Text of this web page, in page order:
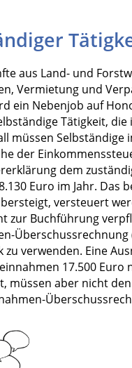
aus Land- und
Vermietung und
ein Nebenjob auf
Tätigkeit, die
müssen Selbständige
der
dem
Euro im Jahr. Das
versteuert
zur Buchführung
Überschussrechnung
verwenden. Eine
17.500 Euro
aber nicht den